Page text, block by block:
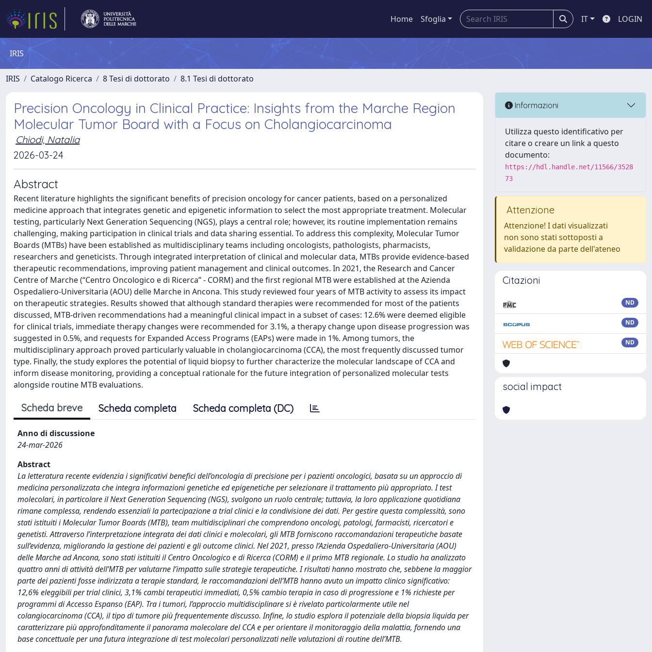
Home Sfoglia IT LOGIN
IRIS
IRIS Catalogo Ricerca 8 Tesi di dottorato 8.1 Tesi di dottorato
Precision Oncology in Clinical Practice: Insights from the Marche Region
Molecular Tumor Board with a Focus on Cholangiocarcinoma
Chiodi, Natalia
2026-03-24
Abstract
Recent literature highlights the significant benefits of precision oncology for cancer patients, based on a personalized
medicine approach that integrates genetic and epigenetic information to select the most appropriate treatment. Molecular
testing, particularly Next Generation Sequencing (NGS), plays a central role; however, its routine implementation remains
challenging, making participation in clinical trials and data sharing essential. To address this complexity, Molecular Tumor
Boards (MTBs) have been established as multidisciplinary teams including oncologists, pathologists, pharmacists,
researchers and geneticists. Through integrated interpretation of clinical and molecular data, MTBs provide evidence-based
therapeutic recommendations, improving patient management and clinical outcomes. In 2021, the Research and Cancer
Centre of Marche (“Centro Oncologico e di Ricerca” - CORM) and the first regional MTB were established at the Azienda
Ospedaliero-Universitaria (AOU) delle Marche in Ancona. This study reviewed four years of MTB activity to assess its impact
on therapeutic strategies. Results showed that although standard therapies were recommended for most of the patients
discussed, MTB-driven recommendations had a meaningful clinical impact in a subset of cases: 12.6% were deemed eligible
for clinical trials, immediate therapy changes were recommended for 3.1%, a therapy change upon disease progression was
suggested in 0.5%, and requests for Expanded Access Programs (EAPs) were made in 1%. Among tumors, the
multidisciplinary approach proved particularly valuable in cholangiocarcinoma (CCA), the most frequently discussed tumor
type. Finally, the study explores the potential of liquid biopsy to further characterize the molecular landscape of CCA and
inform disease monitoring, providing a conceptual rationale for the future integration of personalized molecular tests
alongside routine MTB evaluations.
Scheda breve Scheda completa Scheda completa (DC)
Anno di discussione
24-mar-2026
Abstract
La letteratura recente evidenzia i significativi benefici dell’oncologia di precisione per i pazienti oncologici, basata su un approccio di
medicina personalizzata che integra informazioni genetiche ed epigenetiche per selezionare il trattamento più appropriato. I test
molecolari, in particolare il Next Generation Sequencing (NGS), svolgono un ruolo centrale; tuttavia, la loro applicazione quotidiana
rimane complessa, rendendo essenziali la partecipazione a trial clinici e la condivisione dei dati. Per gestire questa complessità, sono
stati istituiti i Molecular Tumor Boards (MTB), team multidisciplinari che comprendono oncologi, patologi, farmacisti, ricercatori e
genetisti. Attraverso l’interpretazione integrata dei dati clinici e molecolari, gli MTB forniscono raccomandazioni terapeutiche basate
sull’evidenza, migliorando la gestione dei pazienti e gli outcome clinici. Nel 2021, presso l’Azienda Ospedaliero-Universitaria (AOU)
delle Marche ad Ancona, sono stati istituiti il Centro Oncologico e di Ricerca (CORM) e il primo MTB regionale. Lo studio ha analizzato
quattro anni di attività dell’MTB per valutarne l’impatto sulle strategie terapeutiche. I risultati hanno mostrato che, sebbene la maggior
parte dei pazienti fosse indirizzata a terapie standard, le raccomandazioni dell’MTB hanno avuto un impatto clinico significativo:
12,6% eleggibili per trial clinici, 3,1% cambi terapeutici immediati, 0,5% cambio terapia in caso di progressione e 1% richieste per
programmi di Accesso Espanso (EAP). Tra i tumori, l’approccio multidisciplinare si è rivelato particolarmente utile nel
colangiocarcinoma (CCA), il tipo di tumore più frequentemente discusso. Infine, lo studio esplora il potenziale della biopsia liquida per
caratterizzare più approfonditamente il panorama molecolare del CCA e per orientare il monitoraggio della malattia, fornendo una
base concettuale per una futura integrazione di test molecolari personalizzati nelle valutazioni di routine dell’MTB.
Informazioni
Utilizza questo identificativo per
citare o creare un link a questo
documento:
https://hdl.handle.net/11566/3528
73
Attenzione
Attenzione! I dati visualizzati
non sono stati sottoposti a
validazione da parte dell'ateneo
Citazioni
ND
ND
ND
social impact